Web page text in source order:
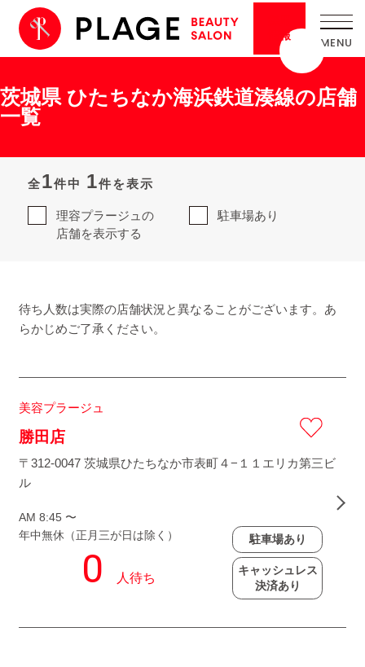
情報
茨城県 ひたちなか海浜鉄道湊線の店舗
一覧
全1件中 1件を表示
理容プラージュの
店舗を表示する
駐車場あり
待ち人数は実際の店舗状況と異なることがございます。あ
らかじめご了承ください。
美容プラージュ
勝田店
〒312-0047 茨城県ひたちなか市表町４−１１エリカ第三ビ
ル
AM 8:45 〜
年中無休（正月三が日は除く）
駐車場あり
キャッシュレス
決済あり